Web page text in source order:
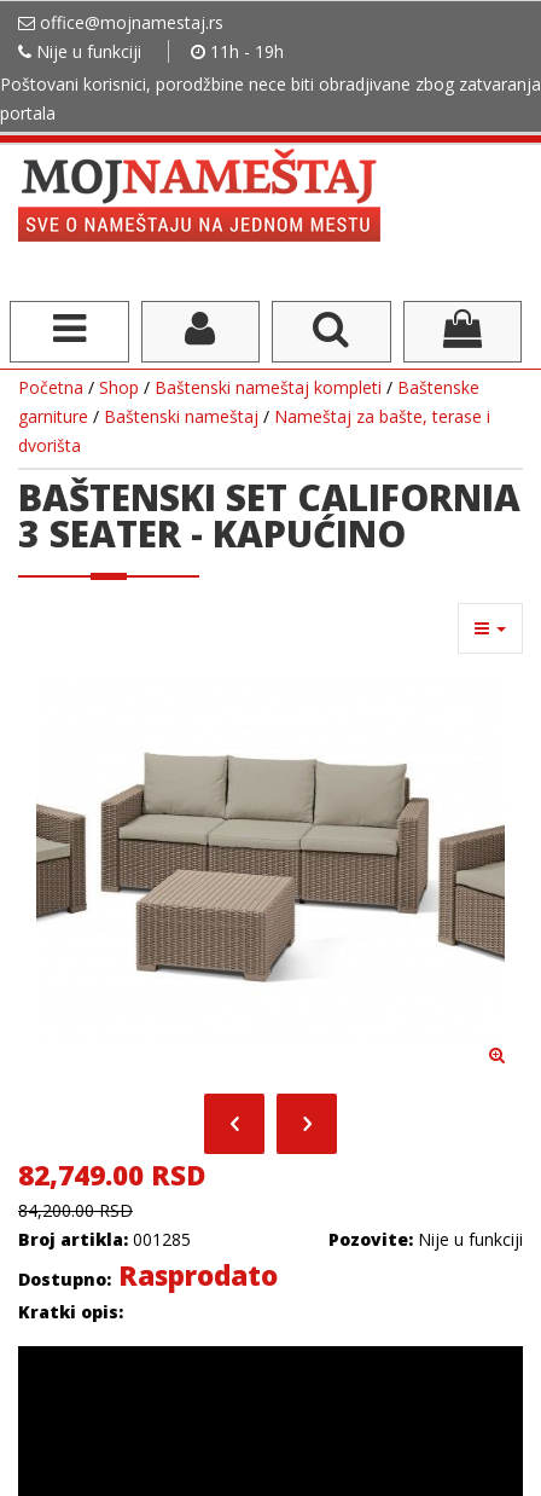
office@mojnamestaj.rs
Nije u funkciji
11h - 19h
Poštovani korisnici, porodžbine nece biti obradjivane zbog zatvaranja
portala
Početna / Shop / Baštenski nameštaj kompleti / Baštenske
garniture / Baštenski nameštaj / Nameštaj za bašte, terase i
dvorišta
BAŠTENSKI SET CALIFORNIA
3 SEATER - KAPUĆINO
82,749.00 RSD
84,200.00 RSD
Broj artikla: 001285 Pozovite: Nije u funkciji
Dostupno: Rasprodato
Kratki opis: